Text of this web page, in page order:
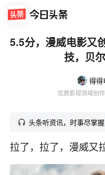
5.5分，漫威电影又
技，贝
得得
优质影视领域创
头条听资讯，时事尽掌握
拉了，拉了，漫威又